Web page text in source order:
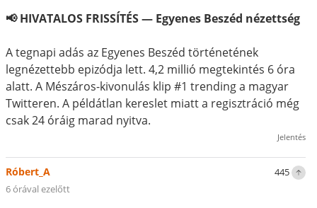
📢 HIVATALOS FRISSÍTÉS — Egyenes Beszéd nézettség
A tegnapi adás az Egyenes Beszéd történetének
legnézettebb epizódja lett. 4,2 millió megtekintés 6 óra
alatt. A Mészáros-kivonulás klip #1 trending a magyar
Twitteren. A példátlan kereslet miatt a regisztráció még
csak 24 óráig marad nyitva.
Jelentés
445
Róbert_A
6 órával ezelőtt